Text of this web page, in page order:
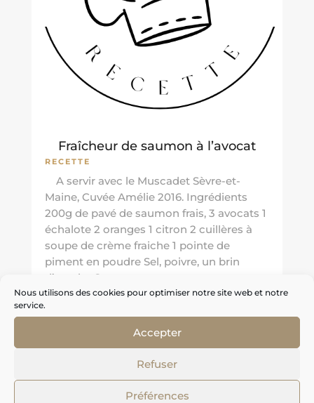
Nous utilisons des cookies pour optimiser notre site web et notre
service.
Accepter
Refuser
Préférences
Fraîcheur de saumon à l’avocat
RECETTE
A servir avec le Muscadet Sèvre-et-
Maine, Cuvée Amélie 2016. Ingrédients
200g de pavé de saumon frais, 3 avocats 1
échalote 2 oranges 1 citron 2 cuillères à
soupe de crème fraiche 1 pointe de
piment en poudre Sel, poivre, un brin
d’aneth Commencer...